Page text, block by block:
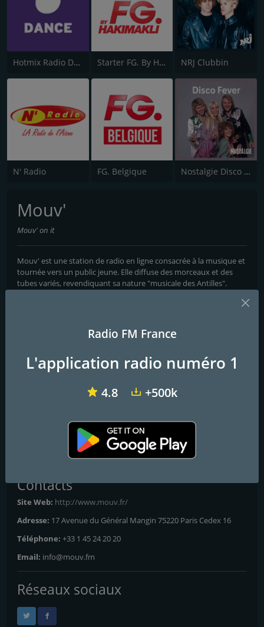
Hotmix Radio Dance Starter FG. By Hakimakli NRJ Clubbin
N' Radio FG. Belgique Nostalgie Disco Fever
Mouv'
Mouv' on it
Mouv' est une station de radio en ligne consacrée à la musique et
tournée vers un public jeune. Elle diffuse des morceaux et des
tubes variés, revendiquant sa nature "musicale des Antilles".
Mouvementée, Yemi Alade - Criminal In Agbada, Nemir, Gros Mo -
Bongeziwe Mabandia - Zange
Frequencies FM
: 87.7 FM
: 91.0 FM
: 87.8 FM
Toutes les fréquences
Contacts
Site Web: http://www.mouv.fr/
Adresse: 17 Avenue du Général Mangin 75220 Paris Cedex 16
Téléphone: +33 1 45 24 20 20
Email: info@mouv.fm
Réseaux sociaux
Radio FM France
L'application radio numéro 1
4.8 +500k